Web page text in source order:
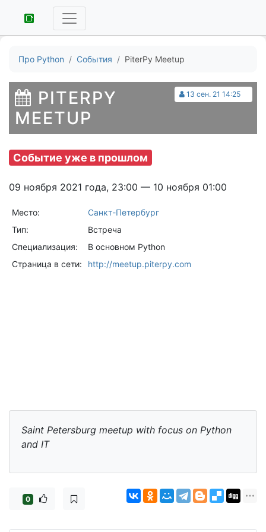
Про Python События PiterPy Meetup
13 сен. 21 14:25
PITERPY
MEETUP
Событие уже в прошлом
09 ноября 2021 года, 23:00 — 10 ноября 01:00
Место:
Санкт-Петербург
Тип:
Встреча
Специализация:
В основном Python
Страница в сети:
http://meetup.piterpy.com
Saint Petersburg meetup with focus on Python
and IT
0